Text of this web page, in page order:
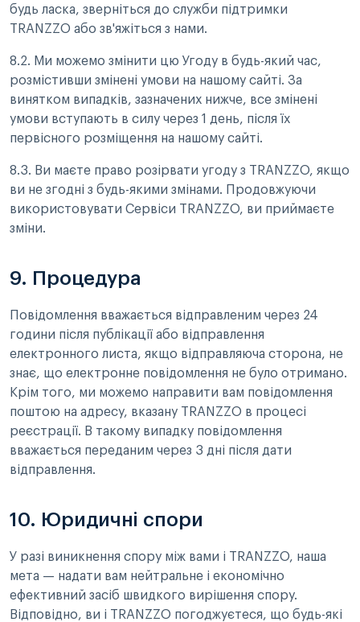
будь ласка, зверніться до служби підтримки
TRANZZO або зв'яжіться з нами.
8.2. Ми можемо змінити цю Угоду в будь-який час,
розмістивши змінені умови на нашому сайті. За
винятком випадків, зазначених нижче, все змінені
умови вступають в силу через 1 день, після їх
первісного розміщення на нашому сайті.
8.3. Ви маєте право розірвати угоду з TRANZZO, якщо
ви не згодні з будь-якими змінами. Продовжуючи
використовувати Сервіси TRANZZO, ви приймаєте
зміни.
9. Процедура
Повідомлення вважається відправленим через 24
години після публікації або відправлення
електронного листа, якщо відправляюча сторона, не
знає, що електронне повідомлення не було отримано.
Крім того, ми можемо направити вам повідомлення
поштою на адресу, вказану TRANZZO в процесі
реєстрації. В такому випадку повідомлення
вважається переданим через 3 дні після дати
відправлення.
10. Юридичні спори
У разі виникнення спору між вами і TRANZZO, наша
мета — надати вам нейтральне і економічно
ефективний засіб швидкого вирішення спору.
Відповідно, ви і TRANZZO погоджуєтеся, що будь-які